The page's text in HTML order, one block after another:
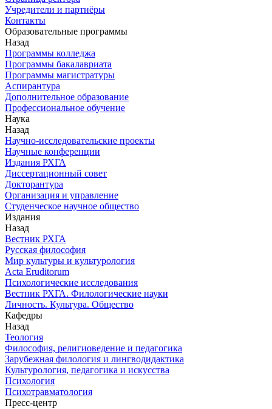
Учредители и партнёры
Контакты
Образовательные программы
Назад
Программы колледжа
Программы бакалавриата
Программы магистратуры
Аспирантура
Дополнительное образование
Профессиональное обучение
Наука
Назад
Научно-исследовательские проекты
Научные конференции
Издания РХГА
Диссертационный совет
Докторантура
Организация и управление
Студенческое научное общество
Издания
Назад
Вестник РХГА
Русская философия
Мир культуры и культурология
Acta Eruditorum
Психологические исследования
Вестник РХГА. Филологические науки
Личность. Культура. Общество
Кафедры
Назад
Теология
Философия, религиоведение и педагогика
Зарубежная филология и лингводидактика
Культурология, педагогика и искусства
Психология
Психотравматология
Пресс-центр